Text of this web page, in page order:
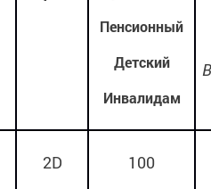
Пенсионный
Детский
Инвалидам
2D 100